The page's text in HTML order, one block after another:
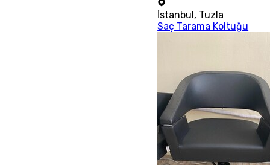
İstanbul, Tuzla
Saç Tarama Koltuğu